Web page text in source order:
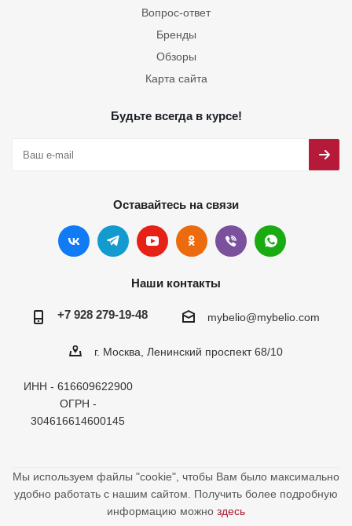
Вопрос-ответ
Бренды
Обзоры
Карта сайта
Будьте всегда в курсе!
Оставайтесь на связи
Наши контакты
+7 928 279-19-48 mybelio@mybelio.com
г. Москва, Ленинский проспект 68/10
ИНН - 616609622900
ОГРН -
304616614600145
Мы используем файлы "cookie", чтобы Вам было максимально
удобно работать с нашим сайтом. Получить более подробную
информацию можно здесь